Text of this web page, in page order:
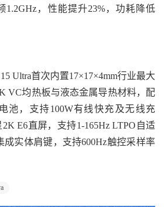
1.2GHz，性能提升23%，功耗降低
首次内置17×17×4mm行业最大
VC均热板与液态金属导热材料，配
池，支持100W有线快充及无线充
E6直屏，支持1-165Hz LTPO自适
成实体肩键，支持600Hz触控采样率